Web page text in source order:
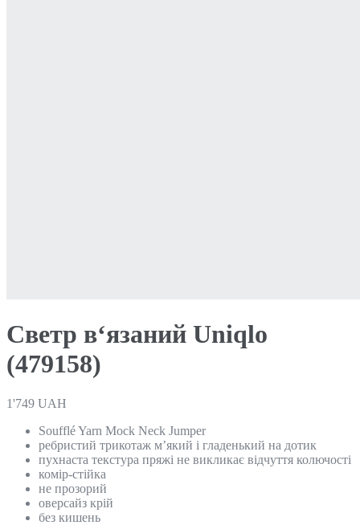
Светр в‘язаний Uniqlo
(479158)
1'749 UAH
Soufflé Yarn Mock Neck Jumper
ребристий трикотаж м’який і гладенький на дотик
пухнаста текстура пряжі не викликає відчуття колючості
комір-стійка
не прозорий
оверсайз крій
без кишень